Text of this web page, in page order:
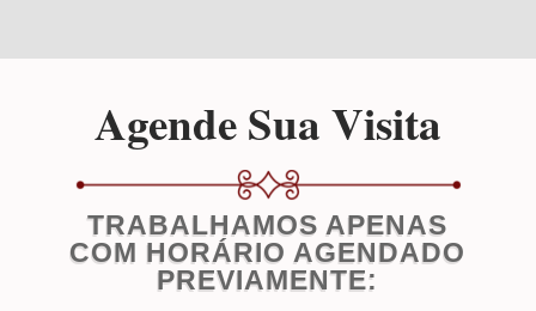
Agende Sua Visita
TRABALHAMOS APENAS
COM HORÁRIO AGENDADO
PREVIAMENTE: